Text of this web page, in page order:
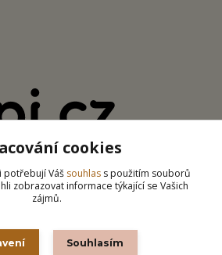
cookies
potřebují Váš souhlas s použitím souborů
zobrazovat informace týkající se Vašich
zájmů.
Souhlasím